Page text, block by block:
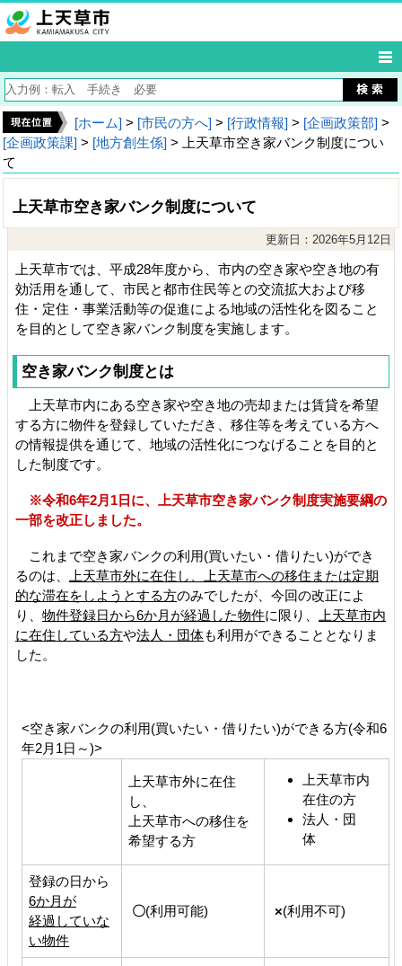
[ホーム] > [市民の方へ] > [行政情報] > [企画政策部] >
[企画政策課] > [地方創生係] > 上天草市空き家バンク制度につい
て
上天草市空き家バンク制度について
更新日：2026年5月12日
上天草市では、平成28年度から、市内の空き家や空き地の有
効活用を通して、市民と都市住民等との交流拡大および移
住・定住・事業活動等の促進による地域の活性化を図ること
を目的として空き家バンク制度を実施します。
空き家バンク制度とは
上天草市内にある空き家や空き地の売却または賃貸を希望
する方に物件を登録していただき、移住等を考えている方へ
の情報提供を通じて、地域の活性化につなげることを目的と
した制度です。
※令和6年2月1日に、上天草市空き家バンク制度実施要綱の
一部を改正しました。
これまで空き家バンクの利用(買いたい・借りたい)ができ
るのは、
上天草市外に在住し、上天草市への移住または定期
的な滞在をしようとする方のみでしたが、今回の改正によ
り、 物件登録日から6か月が経過した物件に限り、
上天草市内
に在住している方や法人・団体も利用ができることとなりま
した。
<空き家バンクの利用(買いたい・借りたい)ができる方(令和6
年2月1日～)>
上天草市外に在住
し、
上天草市への移住を
希望する方
上天草市内
在住の方
法人・団
体
登録の日から
6か月が
経過していな
い物件
〇(利用可能) ×(利用不可)